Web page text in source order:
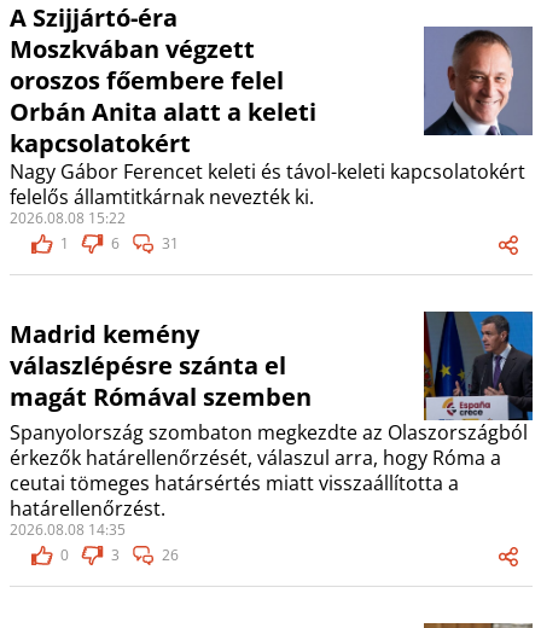
A Szijjártó-éra
Moszkvában végzett
oroszos főembere felel
Orbán Anita alatt a keleti
kapcsolatokért
Nagy Gábor Ferencet keleti és távol-keleti kapcsolatokért
felelős államtitkárnak nevezték ki.
2026.08.08 15:22
1
6 31
Madrid kemény
válaszlépésre szánta el
magát Rómával szemben
Spanyolország szombaton megkezdte az Olaszországból
érkezők határellenőrzését, válaszul arra, hogy Róma a
ceutai tömeges határsértés miatt visszaállította a
határellenőrzést.
2026.08.08 14:35
0
3 26